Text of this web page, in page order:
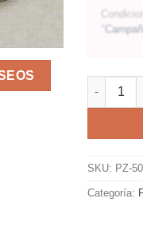
"
SKU: PZ-
Categoría: